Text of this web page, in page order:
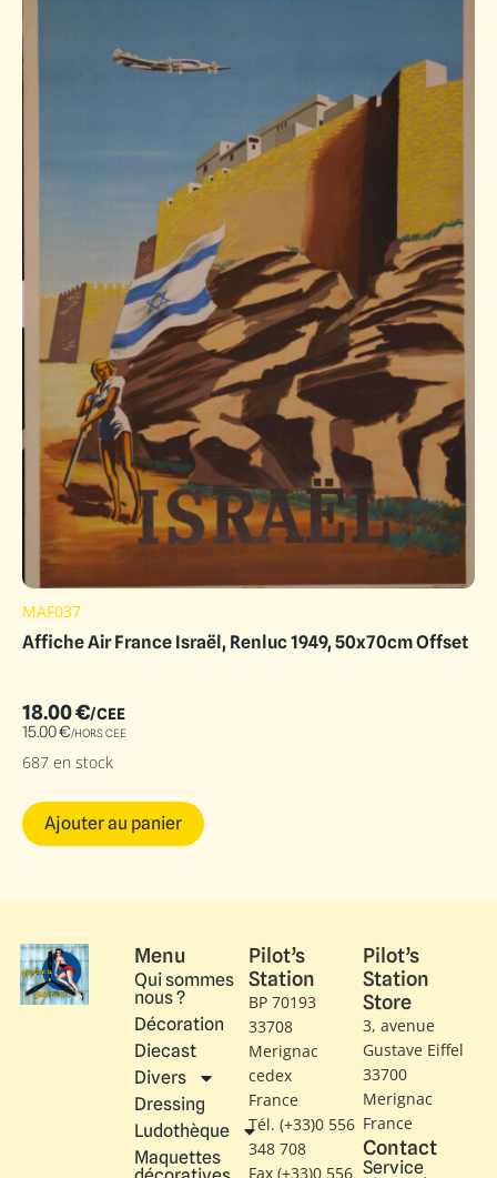
MAF037
Affiche Air France Israël, Renluc 1949, 50x70cm Offset
18.00€/CEE
15.00€/HORS CEE
687 en stock
Ajouter au panier
Menu
Qui sommes
nous ?
Décoration
Diecast
Divers
Dressing
Ludothèque
Maquettes
Pilot’s
Station
BP 70193
33708
Merignac
cedex
France
Tél. (+33)0 556
348 708
Fax (+33)0 556
Pilot’s
Station
Store
3, avenue
Gustave Eiffel​
33700
Merignac
France
Contact
Service